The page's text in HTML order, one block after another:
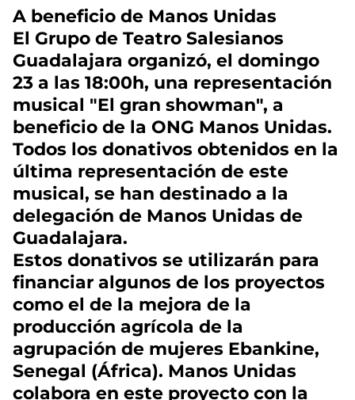
A beneficio de Manos Unidas
El Grupo de Teatro Salesianos
Guadalajara organizó, el domingo
23 a las 18:00h, una representación
musical "El gran showman", a
beneficio de la ONG Manos Unidas.
Todos los donativos obtenidos en la
última representación de este
musical, se han destinado a la
delegación de Manos Unidas de
Guadalajara.
Estos donativos se utilizarán para
financiar algunos de los proyectos
como el de la mejora de la
producción agrícola de la
agrupación de mujeres Ebankine,
Senegal (África). Manos Unidas
colabora en este proyecto con la